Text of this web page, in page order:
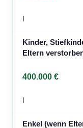
I
Kinder,
Eltern
400.000 €
I
Enkel (wenn